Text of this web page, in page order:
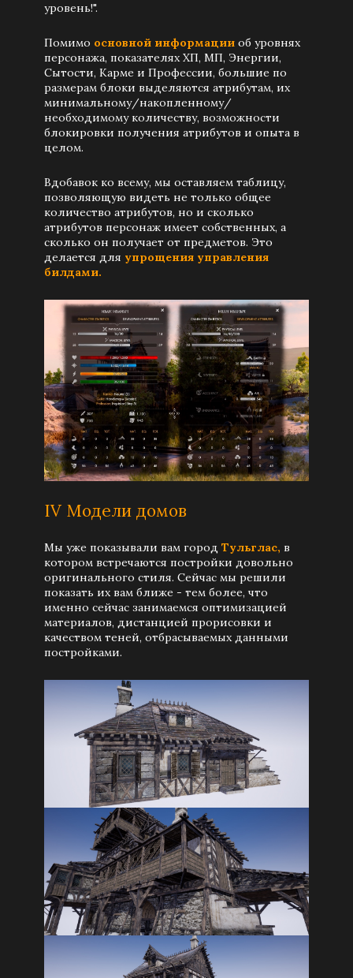
уровень!".
Помимо основной информации об уровнях
персонажа, показателях ХП, МП, Энергии,
Сытости, Карме и Профессии, большие по
размерам блоки выделяются атрибутам, их
минимальному/накопленному/
необходимому количеству, возможности
блокировки получения атрибутов и опыта в
целом.
Вдобавок ко всему, мы оставляем таблицу,
позволяющую видеть не только общее
количество атрибутов, но и сколько
атрибутов персонаж имеет собственных, а
сколько он получает от предметов. Это
делается для упрощения управления
билдами.
IV Модели домов
Мы уже показывали вам город Тульглас, в
котором встречаются постройки довольно
оригинального стиля. Сейчас мы решили
показать их вам ближе - тем более, что
именно сейчас занимаемся оптимизацией
материалов, дистанцией прорисовки и
качеством теней, отбрасываемых данными
постройками.